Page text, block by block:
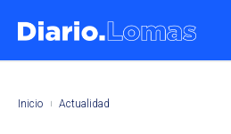
Inicio Actualidad